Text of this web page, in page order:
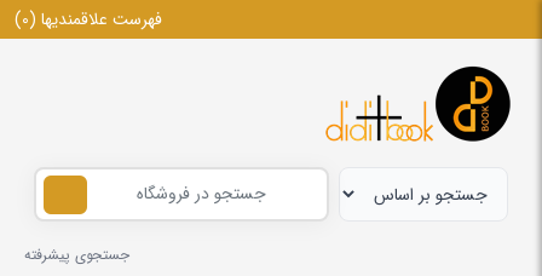
فهرست علاقمندیها (0)
جستجوی پیشرفته